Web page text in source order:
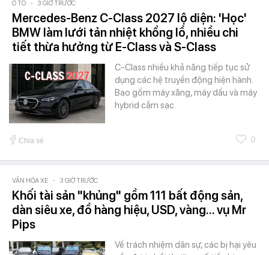
Ô TÔ - 3 GIỜ TRƯỚC
Mercedes-Benz C-Class 2027 lộ diện: 'Học'
BMW làm lưới tản nhiệt khổng lồ, nhiều chi
tiết thừa hưởng từ E-Class và S-Class
C-Class nhiều khả năng tiếp tục sử
dụng các hệ truyền động hiện hành.
Bao gồm máy xăng, máy dầu và máy
hybrid cắm sạc.
Chia sẻ 0
VĂN HÓA XE - 3 GIỜ TRƯỚC
Khối tài sản "khủng" gồm 111 bất động sản,
dàn siêu xe, đồ hàng hiệu, USD, vàng... vụ Mr
Pips
Về trách nhiệm dân sự, các bị hại yêu